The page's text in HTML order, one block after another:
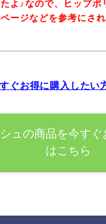
よ♪なので、ヒップポ
ージなどを参考にさ
ぐお得に購入したい
ュの商品を今す
はこちら